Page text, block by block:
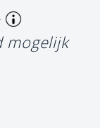
mogelijk